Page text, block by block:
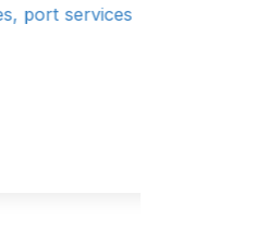
port services